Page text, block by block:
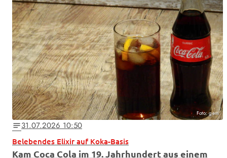
Foto: gem
notes31.07.2026 10:50
Belebendes Elixir auf Koka-Basis
Kam Coca Cola im 19. Jahrhundert aus einem